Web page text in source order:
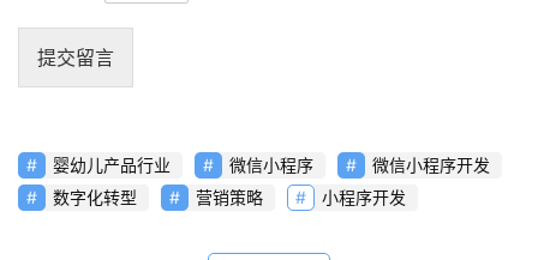
联
络
提交留言
婴幼儿产品行业 微信小程序
微信小程序开发
数字化转型
营销策略 小程序开发